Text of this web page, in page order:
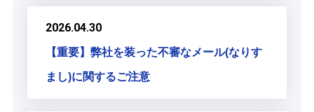
2026.04.30
【重要】弊社を装った不審なメール(なりす
まし)に関するご注意